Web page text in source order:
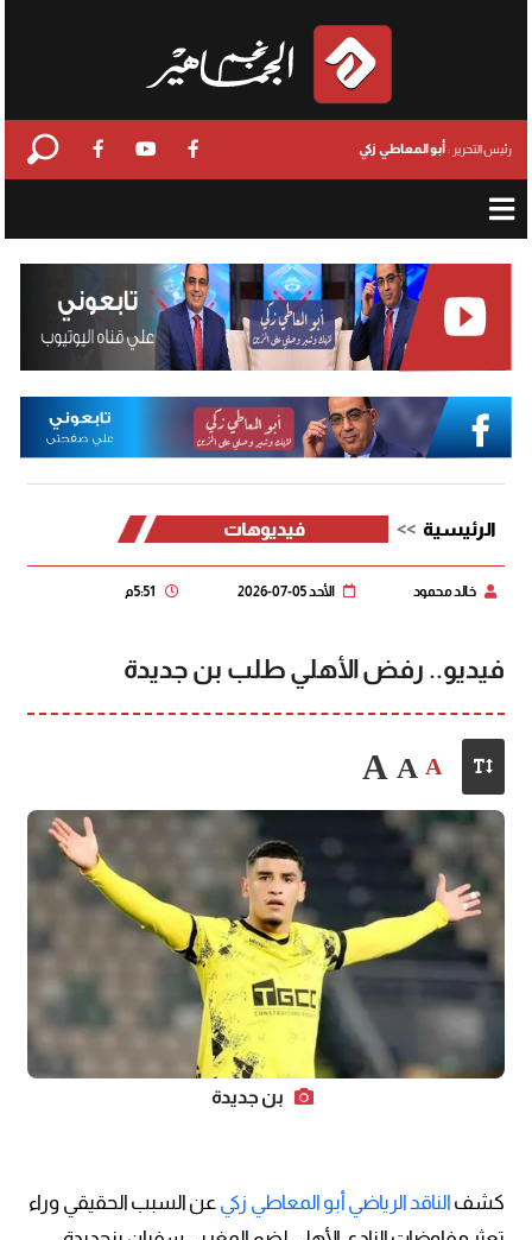
رئيس التحرير : أبو المعاطي زكي
الرئيسية فيديوهات
خالد محمود الأحد 05-07-2026
فيديو.. رفض الأهلي طلب بن جديدة
A
A
A
بن جديدة
كشف الناقد الرياضي أبو المعاطي زكي عن السبب الحقيقي وراء